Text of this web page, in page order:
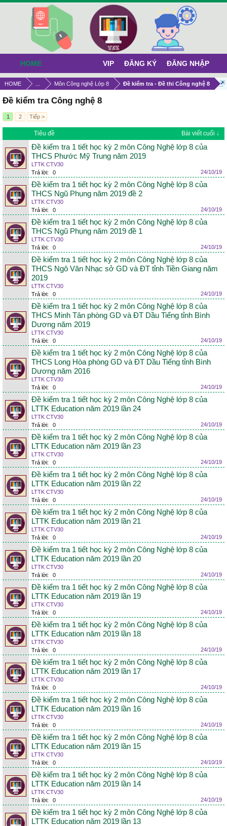
HOME Môn Công nghệ Lớp 8 Đề kiểm tra - Đề thi Công nghệ 8
Đề kiểm tra Công nghệ 8
1 2 Tiếp >
Tiêu đề Bài viết cuối ↓
Đề kiểm tra 1 tiết học kỳ 2 môn Công Nghệ lớp 8 của
THCS Phước Mỹ Trung năm 2019
LTTK CTV30
Trả lời:
0 24/10/19
Đề kiểm tra 1 tiết học kỳ 2 môn Công Nghệ lớp 8 của
THCS Ngũ Phụng năm 2019 đề 2
LTTK CTV30
Trả lời:
0 24/10/19
Đề kiểm tra 1 tiết học kỳ 2 môn Công Nghệ lớp 8 của
THCS Ngũ Phụng năm 2019 đề 1
LTTK CTV30
Trả lời:
0 24/10/19
Đề kiểm tra 1 tiết học kỳ 2 môn Công Nghệ lớp 8 của
THCS Ngô Văn Nhạc sở GD và ĐT tỉnh Tiền Giang năm
2019
LTTK CTV30
Trả lời:
0 24/10/19
Đề kiểm tra 1 tiết học kỳ 2 môn Công Nghệ lớp 8 của
THCS Minh Tân phòng GD và ĐT Dầu Tiếng tỉnh Bình
Dương năm 2019
LTTK CTV30
Trả lời:
0 24/10/19
Đề kiểm tra 1 tiết học kỳ 2 môn Công Nghệ lớp 8 của
THCS Long Hòa phòng GD và ĐT Dầu Tiếng tỉnh Bình
Dương năm 2016
LTTK CTV30
Trả lời:
0 24/10/19
Đề kiểm tra 1 tiết học kỳ 2 môn Công Nghệ lớp 8 của
LTTK Education năm 2019 lần 24
LTTK CTV30
Trả lời:
0 24/10/19
Đề kiểm tra 1 tiết học kỳ 2 môn Công Nghệ lớp 8 của
LTTK Education năm 2019 lần 23
LTTK CTV30
Trả lời:
0 24/10/19
Đề kiểm tra 1 tiết học kỳ 2 môn Công Nghệ lớp 8 của
LTTK Education năm 2019 lần 22
LTTK CTV30
Trả lời:
0 24/10/19
Đề kiểm tra 1 tiết học kỳ 2 môn Công Nghệ lớp 8 của
LTTK Education năm 2019 lần 21
LTTK CTV30
Trả lời:
0 24/10/19
Đề kiểm tra 1 tiết học kỳ 2 môn Công Nghệ lớp 8 của
LTTK Education năm 2019 lần 20
LTTK CTV30
Trả lời:
0 24/10/19
Đề kiểm tra 1 tiết học kỳ 2 môn Công Nghệ lớp 8 của
LTTK Education năm 2019 lần 19
LTTK CTV30
Trả lời:
0 24/10/19
Đề kiểm tra 1 tiết học kỳ 2 môn Công Nghệ lớp 8 của
LTTK Education năm 2019 lần 18
LTTK CTV30
Trả lời:
0 24/10/19
Đề kiểm tra 1 tiết học kỳ 2 môn Công Nghệ lớp 8 của
LTTK Education năm 2019 lần 17
LTTK CTV30
Trả lời:
0 24/10/19
Đề kiểm tra 1 tiết học kỳ 2 môn Công Nghệ lớp 8 của
LTTK Education năm 2019 lần 16
LTTK CTV30
Trả lời:
0 24/10/19
Đề kiểm tra 1 tiết học kỳ 2 môn Công Nghệ lớp 8 của
LTTK Education năm 2019 lần 15
LTTK CTV30
Trả lời:
0 24/10/19
Đề kiểm tra 1 tiết học kỳ 2 môn Công Nghệ lớp 8 của
LTTK Education năm 2019 lần 14
LTTK CTV30
Trả lời:
0 24/10/19
Đề kiểm tra 1 tiết học kỳ 2 môn Công Nghệ lớp 8 của
LTTK Education năm 2019 lần 13
HOME VIP ĐĂNG KÝ ĐĂNG NHẬP